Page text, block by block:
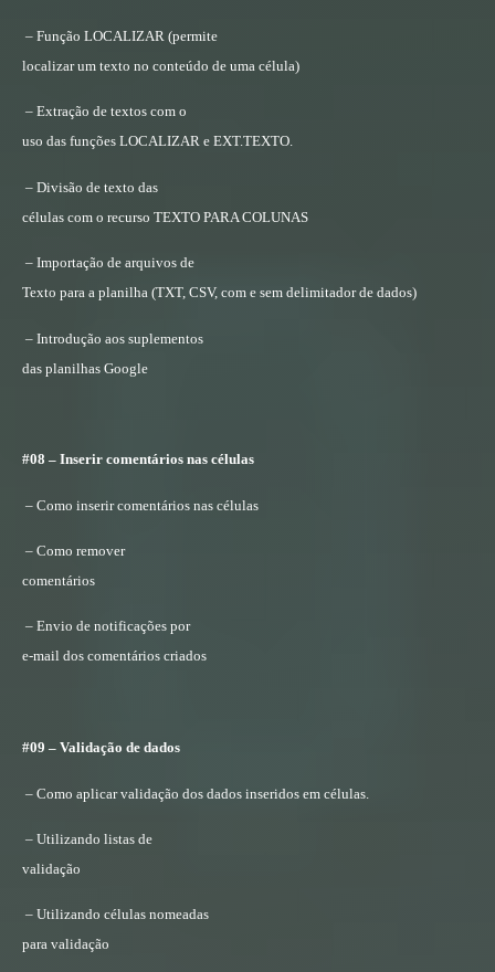
– Função LOCALIZAR (permite
localizar um texto no conteúdo de uma célula)
– Extração de textos com o
uso das funções LOCALIZAR e EXT.TEXTO.
– Divisão de texto das
células com o recurso TEXTO PARA COLUNAS
– Importação de arquivos de
Texto para a planilha (TXT, CSV, com e sem delimitador de dados)
– Introdução aos suplementos
das planilhas Google
#08 – Inserir comentários nas células
– Como inserir comentários nas células
– Como remover
comentários
– Envio de notificações por
e-mail dos comentários criados
#09 – Validação de dados
– Como aplicar validação dos dados inseridos em células.
– Utilizando listas de
validação
– Utilizando células nomeadas
para validação